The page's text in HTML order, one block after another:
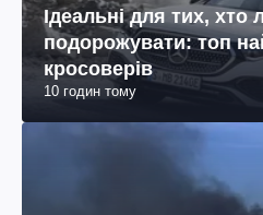
Ідеальні для тих, хто
подорожувати: топ
кросоверів
10 годин тому